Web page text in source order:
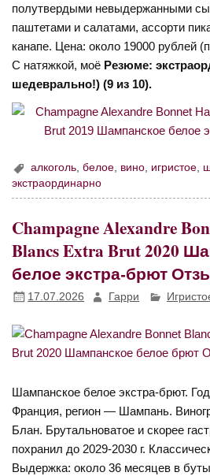
полутвердыми невыдержанными
паштетами и салатами, ассорти
канапе. Цена: около 19000 рублей
С натяжкой, моё Резюме:
шедеврально!) (9 из 10).
алкоголь,белое, вино, игристое,
экстраординарно
Champagne Alexandre
Blancs Extra Brut 2020
белое экстра-брют
17.07.2026 Гарри
Шампанское белое экстра-брют.
Франция, регион — Шампань.
Блан. Брутальноватое и скорее
похранил до 2029-2030 г.
Выдержка: около 36 месяцев в